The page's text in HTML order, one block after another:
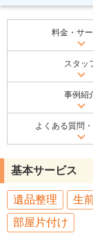
料金・サ
スタッ
事例紹
よくある質問
基本サービス
遺品整理 生
部屋片付け